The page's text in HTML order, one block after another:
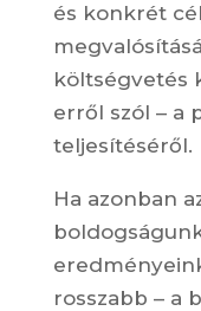
és konkrét
költségvetés
erről szól – a
teljesítéséről.
Ha azonban
rosszabb – a